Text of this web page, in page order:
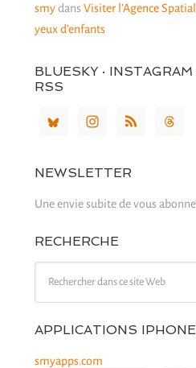
smydans Visiter l’Agence
yeux d’enfants
BLUESKY · INSTAGRAM
RSS
NEWSLETTER
Une envie subite de vous
RECHERCHE
APPLICATIONS IPHONE
smyapps.com